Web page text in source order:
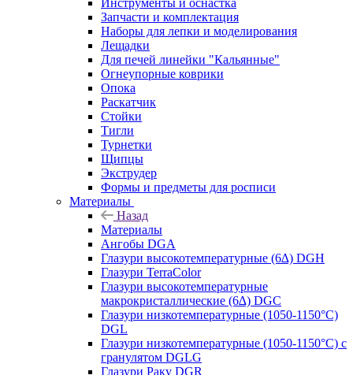
Инструменты и оснастка
Запчасти и комплектация
Наборы для лепки и моделирования
Лещадки
Для печей линейки "Кальянные"
Огнеупорные коврики
Опока
Раскатчик
Стойки
Тигли
Турнетки
Щипцы
Экструдер
Формы и предметы для росписи
Материалы
Назад
Материалы
Ангобы DGA
Глазури высокотемпературные (6∆) DGH
Глазури TerraColor
Глазури высокотемпературные
макрокристаллические (6∆) DGC
Глазури низкотемпературные (1050-1150°С)
DGL
Глазури низкотемпературные (1050-1150°С) с
гранулятом DGLG
Глазури Раку DGR